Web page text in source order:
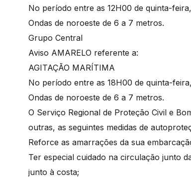
No período entre as 12H00 de quinta-
Ondas de noroeste de 6 a 7 metros.
Grupo Central
Aviso AMARELO referente a:
AGITAÇÃO MARÍTIMA
No período entre as 18H00 de quinta-
Ondas de noroeste de 6 a 7 metros.
O Serviço Regional de Proteção Civil e
outras, as seguintes medidas de
Reforce as amarrações da sua
Ter especial cuidado na circulação junto
junto à costa;